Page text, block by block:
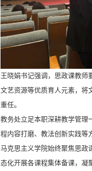
王晓娟书记强调，思政课教师
文艺资源等优质育人元素，将
重任。
教务处立足本职深耕教学管理
程内容打磨、教法创新实践等
马克思主义学院始终聚焦思政
态化开展各课程集体备课，凝